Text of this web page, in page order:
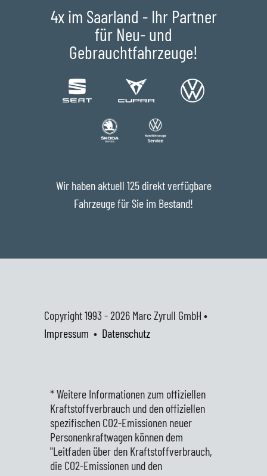
4x im Saarland - Ihr Partner
für Neu- und
Gebrauchtfahrzeuge!
Wir haben aktuell 125 direkt verfügbare
Fahrzeuge für Sie im Bestand!
Copyright 1993 - 2026 Marc Zyrull GmbH •
Impressum • Datenschutz
* Weitere Informationen zum offiziellen
Kraftstoffverbrauch und den offiziellen
spezifischen CO2-Emissionen neuer
Personenkraftwagen können dem
"Leitfaden über den Kraftstoffverbrauch,
die CO2-Emissionen und den